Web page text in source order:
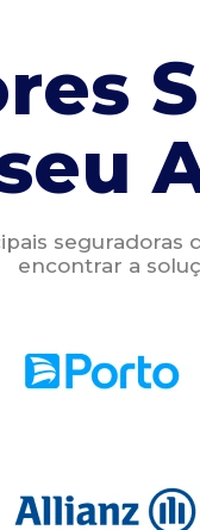
encontrar a